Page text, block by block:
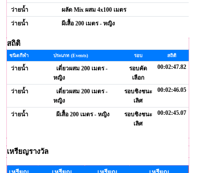
ว่ายน้ำ
ผลัด Mix ผสม 4x100 เมตร
ว่ายน้ำ
ผีเสื้อ 200 เมตร - หญิง
สถิติ
ชนิดกีฬา ประเภท (Events) รอบ สถิติ
ว่ายน้ำ
เดี่ยวผสม 200 เมตร -
หญิง
รอบคัด
เลือก
00:02:47.82
ว่ายน้ำ
เดี่ยวผสม 200 เมตร -
หญิง
รอบชิงชนะ
เลิศ
00:02:46.05
ว่ายน้ำ ผีเสื้อ 200 เมตร - หญิง
รอบชิงชนะ
เลิศ
00:02:45.07
เหรียญรางวัล